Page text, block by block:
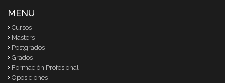
MENU
Cursos
Masters
Postgrados
Grados
Formación Profesional
Oposiciones